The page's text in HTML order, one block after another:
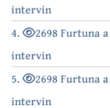
intervin
4.
2698 Furtuna
intervin
5.
2698 Furtuna
intervin